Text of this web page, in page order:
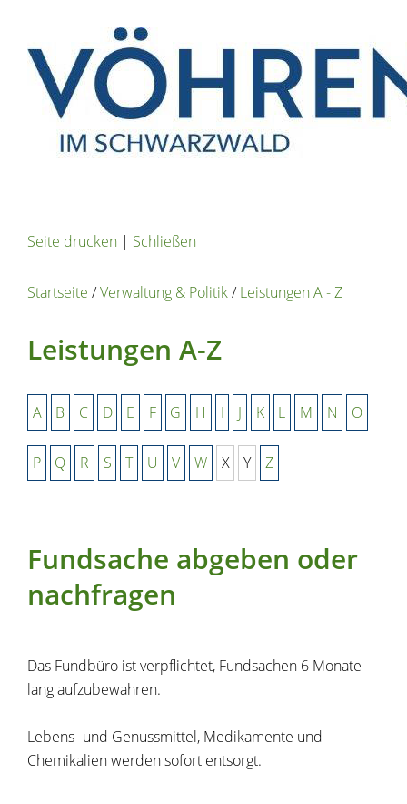
Seite drucken | Schließen
Startseite /Verwaltung & Politik/Leistungen A - Z
Leistungen A-Z
A B C D E F G H I J K L M N O
P Q R S T U V W X Y Z
Fundsache abgeben oder
nachfragen
Das Fundbüro ist verpflichtet, Fundsachen 6 Monate
lang aufzubewahren.
Lebens- und Genussmittel, Medikamente und
Chemikalien werden sofort entsorgt.